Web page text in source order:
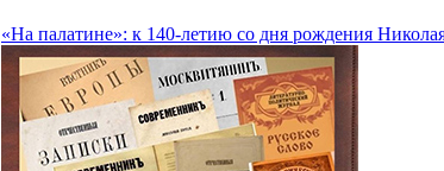
«На палатине»: к 140-летию со дня рождения